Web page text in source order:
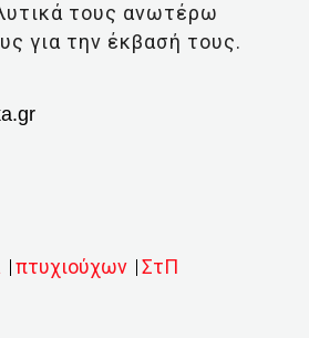
τους ανωτέρω
για την έκβασή τους.
πτυχιούχων ΣτΠ